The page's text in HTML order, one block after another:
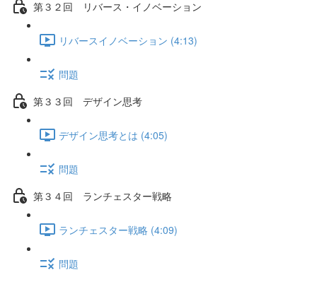
第３２回 リバース・イノベーション
リバースイノベーション (4:13)
問題
第３３回 デザイン思考
デザイン思考とは (4:05)
問題
第３４回 ランチェスター戦略
ランチェスター戦略 (4:09)
問題